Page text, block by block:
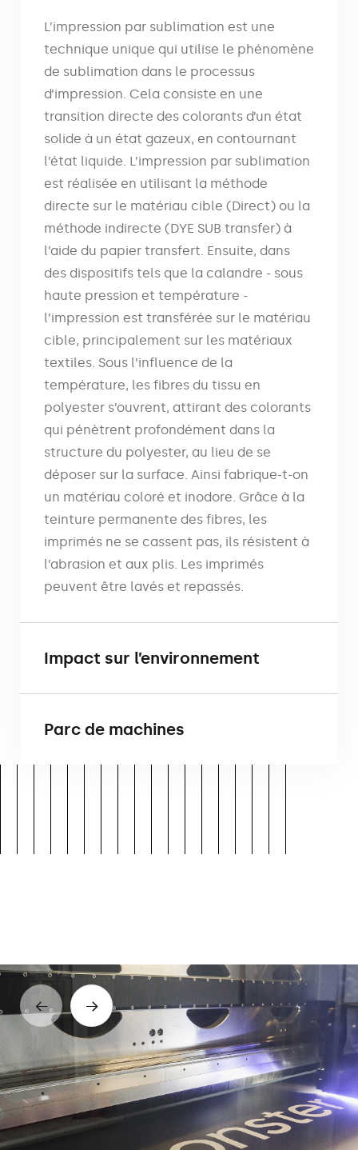
L’impression par sublimation est une
technique unique qui utilise le phénomène
de sublimation dans le processus
d’impression. Cela consiste en une
transition directe des colorants d’un état
solide à un état gazeux, en contournant
l’état liquide. L’impression par sublimation
est réalisée en utilisant la méthode
directe sur le matériau cible (Direct) ou la
méthode indirecte (DYE SUB transfer) à
l’aide du papier transfert. Ensuite, dans
des dispositifs tels que la calandre - sous
haute pression et température -
l’impression est transférée sur le matériau
cible, principalement sur les matériaux
textiles. Sous l’influence de la
température, les fibres du tissu en
polyester s’ouvrent, attirant des colorants
qui pénètrent profondément dans la
structure du polyester, au lieu de se
déposer sur la surface. Ainsi fabrique-t-on
un matériau coloré et inodore. Grâce à la
teinture permanente des fibres, les
imprimés ne se cassent pas, ils résistent à
l’abrasion et aux plis. Les imprimés
peuvent être lavés et repassés.
Impact sur l’environnement
Parc de machines